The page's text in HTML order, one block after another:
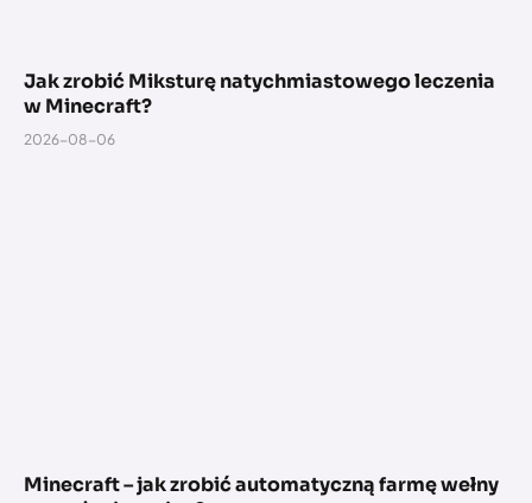
Jak zrobić Miksturę natychmiastowego leczenia
w Minecraft?
2026-08-06
Minecraft – jak zrobić automatyczną farmę wełny